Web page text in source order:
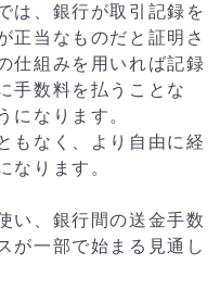
は、銀行が取引記録を
正当なものだと証明さ
仕組みを用いれば記録
手数料を払うことな
になります。
もなく、より自由に経
なります。
い、銀行間の送金手数
が一部で始まる見通し